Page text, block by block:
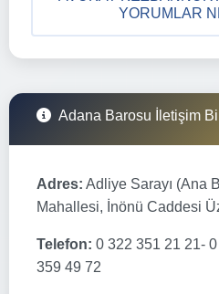
YORUMLAR
Adana Barosu İletişim
Adres: Adliye Sarayı (Ana
Mahallesi, İnönü Caddesi
Telefon: 0 322 351 21 21-
359 49 72